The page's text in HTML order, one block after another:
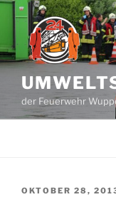
Zum
springen
der Feuerwehr
VERÖFFENTLICHT
OKTOBER 28,